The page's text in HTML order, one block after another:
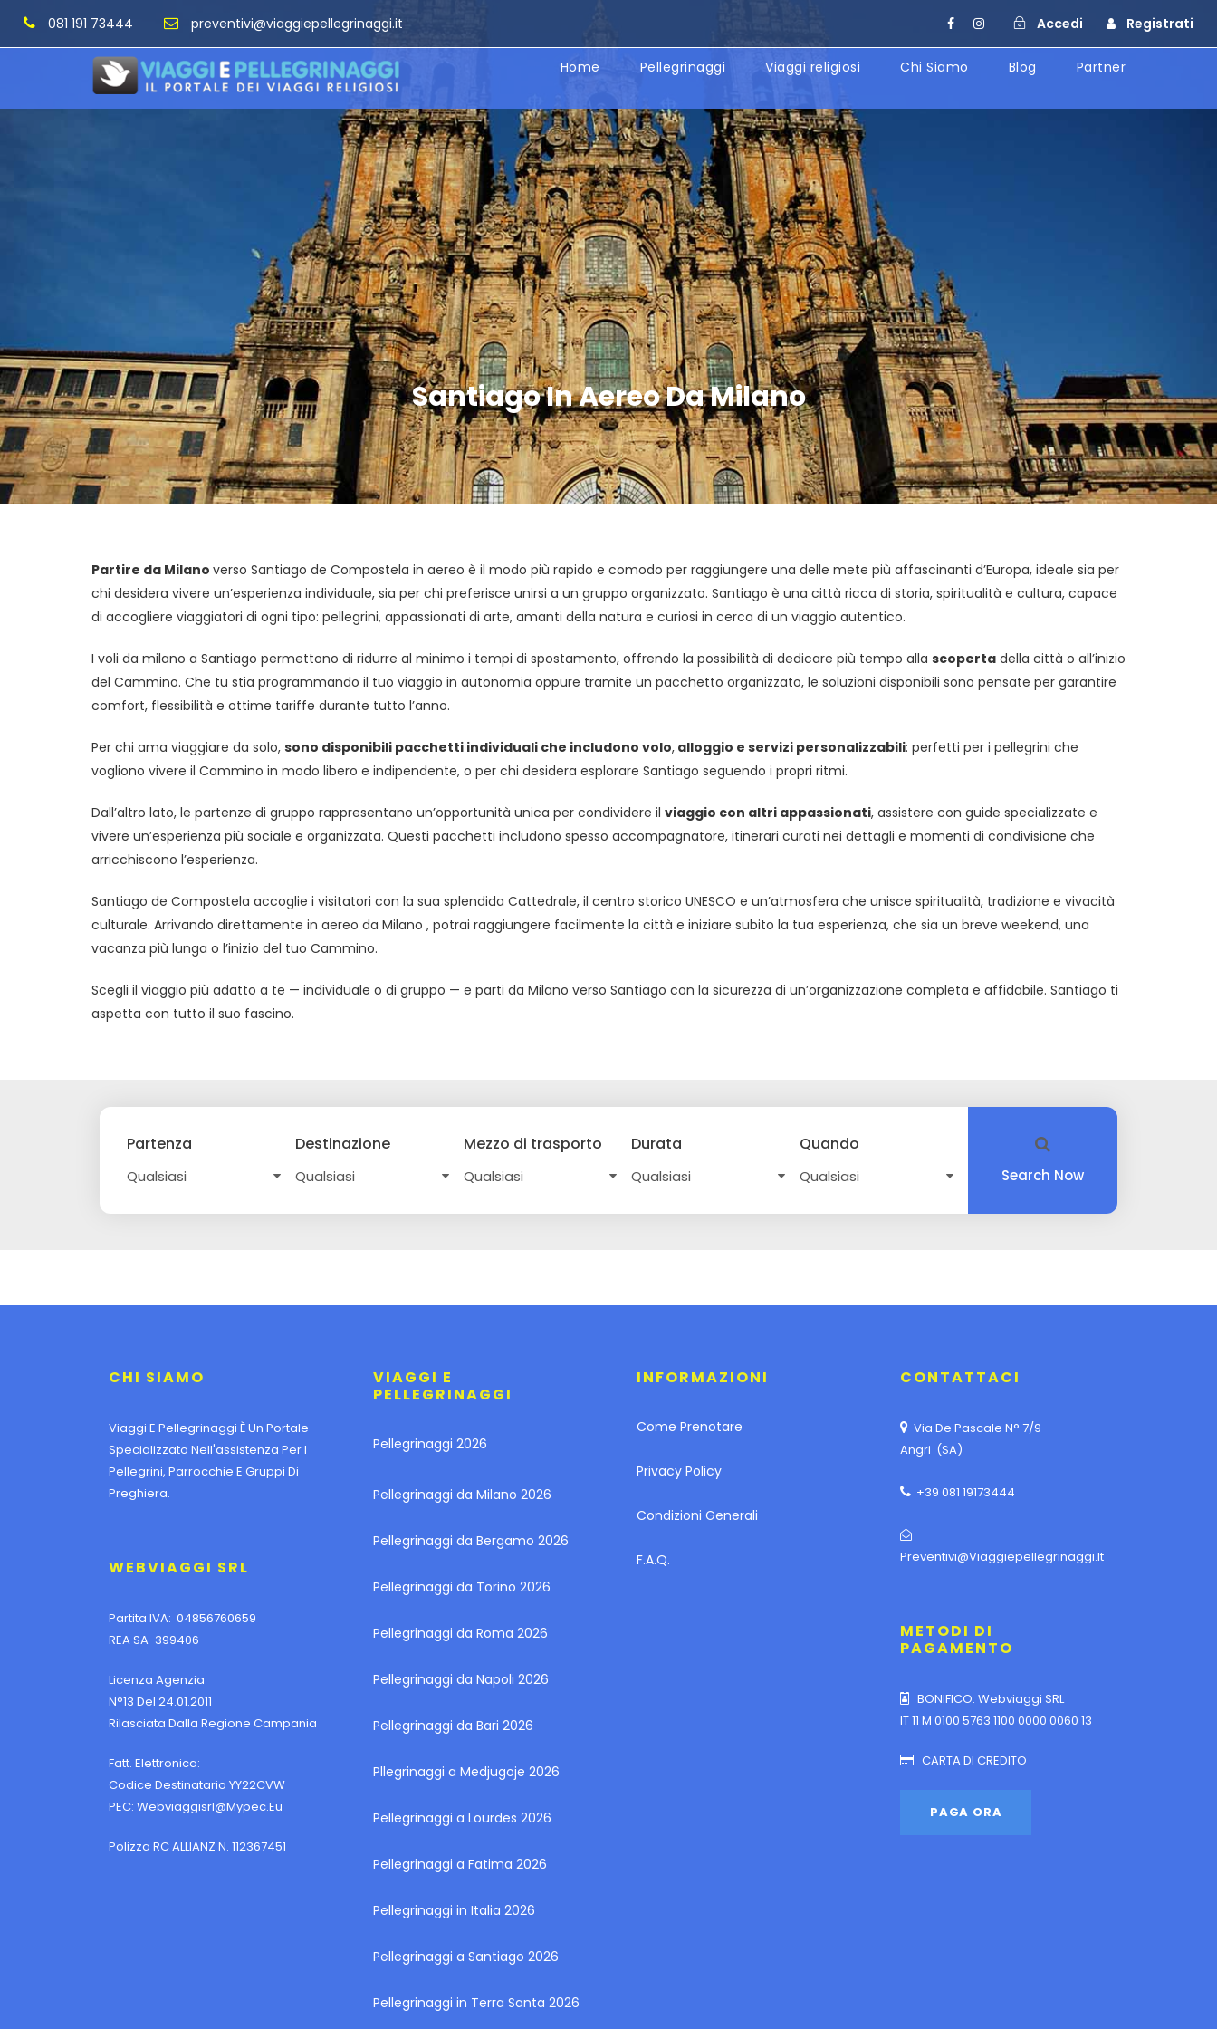
081 191 73444 preventivi@viaggiepellegrinaggi.it Accedi Registrati
Home Pellegrinaggi Viaggi religiosi Chi Siamo Blog Partner
Santiago In Aereo Da Milano
Partire da Milano verso Santiago de Compostela in aereo è il modo più rapido e comodo per raggiungere una delle mete più affascinanti d’Europa, ideale sia per
chi desidera vivere un’esperienza individuale, sia per chi preferisce unirsi a un gruppo organizzato. Santiago è una città ricca di storia, spiritualità e cultura, capace
di accogliere viaggiatori di ogni tipo: pellegrini, appassionati di arte, amanti della natura e curiosi in cerca di un viaggio autentico.
I voli da milano a Santiago permettono di ridurre al minimo i tempi di spostamento, offrendo la possibilità di dedicare più tempo alla scoperta della città o all’inizio
del Cammino. Che tu stia programmando il tuo viaggio in autonomia oppure tramite un pacchetto organizzato, le soluzioni disponibili sono pensate per garantire
comfort, flessibilità e ottime tariffe durante tutto l’anno.
Per chi ama viaggiare da solo, sono disponibili pacchetti individuali che includono volo, alloggio e servizi personalizzabili: perfetti per i pellegrini che
vogliono vivere il Cammino in modo libero e indipendente, o per chi desidera esplorare Santiago seguendo i propri ritmi.
Dall’altro lato, le partenze di gruppo rappresentano un’opportunità unica per condividere il viaggio con altri appassionati, assistere con guide specializzate e
vivere un’esperienza più sociale e organizzata. Questi pacchetti includono spesso accompagnatore, itinerari curati nei dettagli e momenti di condivisione che
arricchiscono l’esperienza.
Santiago de Compostela accoglie i visitatori con la sua splendida Cattedrale, il centro storico UNESCO e un’atmosfera che unisce spiritualità, tradizione e vivacità
culturale. Arrivando direttamente in aereo da Milano , potrai raggiungere facilmente la città e iniziare subito la tua esperienza, che sia un breve weekend, una
vacanza più lunga o l’inizio del tuo Cammino.
Scegli il viaggio più adatto a te — individuale o di gruppo — e parti da Milano verso Santiago con la sicurezza di un’organizzazione completa e affidabile. Santiago ti
aspetta con tutto il suo fascino.
Partenza Destinazione Mezzo di trasporto Durata Quando
Search Now
CHI SIAMO
Viaggi E Pellegrinaggi È Un Portale
Specializzato Nell'assistenza Per I
Pellegrini, Parrocchie E Gruppi Di
Preghiera.
WEBVIAGGI SRL
Partita IVA: 04856760659
REA SA-399406
Licenza Agenzia
N°13 Del 24.01.2011
Rilasciata Dalla Regione Campania
Fatt. Elettronica:
Codice Destinatario YY22CVW
PEC: Webviaggisrl@mypec.eu
Polizza RC ALLIANZ N. 112367451
VIAGGI E
PELLEGRINAGGI
Pellegrinaggi 2026
Pellegrinaggi da Milano 2026
Pellegrinaggi da Bergamo 2026
Pellegrinaggi da Torino 2026
Pellegrinaggi da Roma 2026
Pellegrinaggi da Napoli 2026
Pellegrinaggi da Bari 2026
Pllegrinaggi a Medjugoje 2026
Pellegrinaggi a Lourdes 2026
Pellegrinaggi a Fatima 2026
Pellegrinaggi in Italia 2026
Pellegrinaggi a Santiago 2026
Pellegrinaggi in Terra Santa 2026
INFORMAZIONI
Come Prenotare
Privacy Policy
Condizioni Generali
F.A.Q.
CONTATTACI
Via De Pascale N° 7/9
Angri (SA)
+39 081 19173444
Preventivi@viaggiepellegrinaggi.it
METODI DI
PAGAMENTO
BONIFICO: Webviaggi SRL
IT 11 M 0100 5763 1100 0000 0060 13
CARTA DI CREDITO